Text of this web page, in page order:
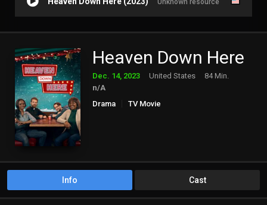
Unknown resource
Heaven Down Here
Dec. 14, 2023 United States
84 Min.
n/A
Drama
TV Movie
Info Cast